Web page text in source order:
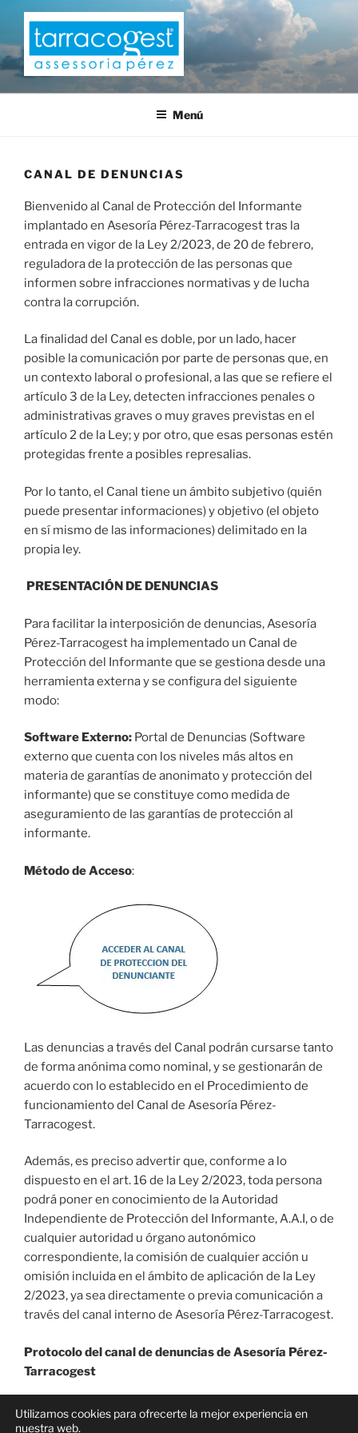
Saltar
contenido
TARRACOGEST
Menú
CANAL DE DENUNCIAS
Bienvenido al Canal de Protección del Informante
implantado en Asesoría Pérez-Tarracogest tras la
entrada en vigor de la Ley 2/2023, de 20 de febrero,
reguladora de la protección de las personas que
informen sobre infracciones normativas y de lucha
contra la corrupción.
La finalidad del Canal es doble, por un lado, hacer
posible la comunicación por parte de personas que, en
un contexto laboral o profesional, a las que se refiere el
artículo 3 de la Ley, detecten infracciones penales o
administrativas graves o muy graves previstas en el
artículo 2 de la Ley; y por otro, que esas personas estén
protegidas frente a posibles represalias.
Por lo tanto, el Canal tiene un ámbito subjetivo (quién
puede presentar informaciones) y objetivo (el objeto
en sí mismo de las informaciones) delimitado en la
propia ley.
PRESENTACIÓN DE DENUNCIAS
Para facilitar la interposición de denuncias, Asesoría
Pérez-Tarracogest ha implementado un Canal de
Protección del Informante que se gestiona desde una
herramienta externa y se configura del siguiente
modo:
Software Externo: Portal de Denuncias (Software
externo que cuenta con los niveles más altos en
materia de garantías de anonimato y protección del
informante) que se constituye como medida de
aseguramiento de las garantías de protección al
informante.
Método de Acceso:
Las denuncias a través del Canal podrán cursarse tanto
de forma anónima como nominal, y se gestionarán de
acuerdo con lo establecido en el Procedimiento de
funcionamiento del Canal de Asesoría Pérez-
Tarracogest.
Además, es preciso advertir que, conforme a lo
dispuesto en el art. 16 de la Ley 2/2023, toda persona
podrá poner en conocimiento de la Autoridad
Independiente de Protección del Informante, A.A.I, o de
cualquier autoridad u órgano autonómico
correspondiente, la comisión de cualquier acción u
omisión incluida en el ámbito de aplicación de la Ley
2/2023, ya sea directamente o previa comunicación a
través del canal interno de Asesoría Pérez-Tarracogest.
Protocolo del canal de denuncias de Asesoría Pérez-
Tarracogest
Utilizamos cookies para ofrecerte la mejor experiencia en
nuestra web.